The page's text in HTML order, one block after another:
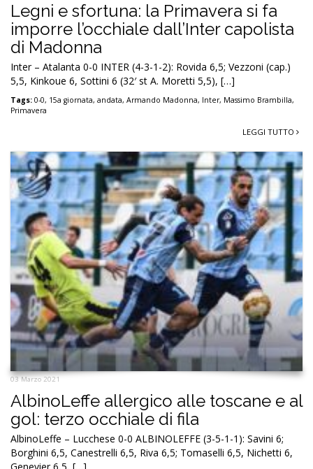
Legni e sfortuna: la Primavera si fa
imporre l’occhiale dall’Inter capolista
di Madonna
Inter – Atalanta 0-0 INTER (4-3-1-2): Rovida 6,5; Vezzoni (cap.)
5,5, Kinkoue 6, Sottini 6 (32′ st A. Moretti 5,5), […]
Tags: 0-0, 15a giornata, andata, Armando Madonna, Inter, Massimo Brambilla,
Primavera
LEGGI TUTTO
03 Marzo 2021
AlbinoLeffe allergico alle toscane e al
gol: terzo occhiale di fila
AlbinoLeffe – Lucchese 0-0 ALBINOLEFFE (3-5-1-1): Savini 6;
Borghini 6,5, Canestrelli 6,5, Riva 6,5; Tomaselli 6,5, Nichetti 6,
Genevier 6,5, […]